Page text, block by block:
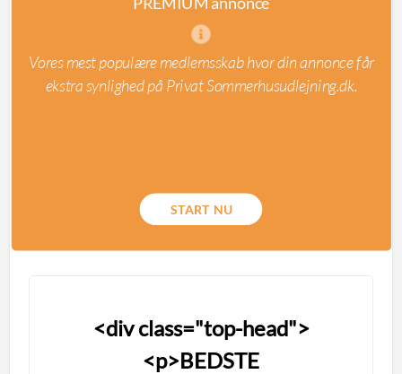
Vores mest populære medlemsskab hvor din annonce får
ekstra synlighed på Privat Sommerhusudlejning.dk.
START NU
<div class="top-head">
<p>BEDSTE